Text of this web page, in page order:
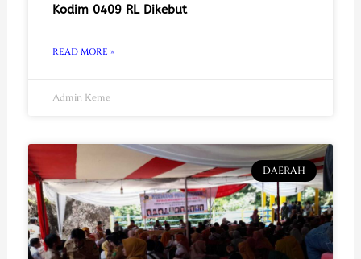
Kodim 0409 RL Dikebut
READ MORE »
Admin Keme
DAERAH